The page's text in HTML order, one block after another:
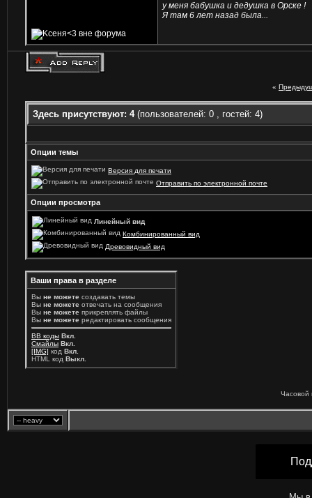
у меня бабушка и дедушка в Орске !
Я там 6 лет назад была...
«
Здесь присутствуют: 4 (пользователей: 0 , гостей: 4)
Опции темы
Версия для печати
Отправить по электронной почте
Опции просмотра
Линейный вид
Комбинированный вид
Древовидный вид
Ваши права в разделе
Вы не можете создавать темы
Вы не можете отвечать на сообщения
Вы не можете прикреплять файлы
Вы не можете редактировать сообщения
BB коды Вкл.
Смайлы Вкл.
[IMG] код Вкл.
HTML код Выкл.
Часовой